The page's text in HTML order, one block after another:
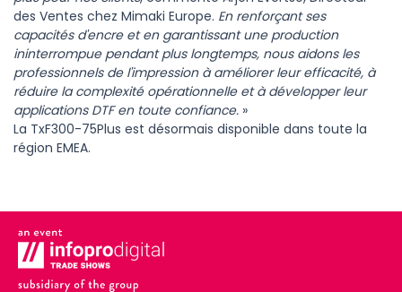
des Ventes chez Mimaki Europe. En renforçant ses
capacités d'encre et en garantissant une production
ininterrompue pendant plus longtemps, nous aidons les
professionnels de l'impression à améliorer leur efficacité, à
réduire la complexité opérationnelle et à développer leur
applications DTF en toute confiance. »
La TxF300-75Plus est désormais disponible dans toute la
région EMEA.